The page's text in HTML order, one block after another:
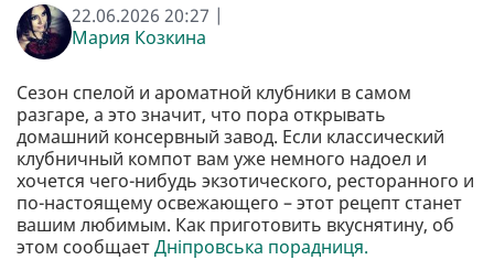
22.06.2026 20:27 |
Мария Козкина
Сезон спелой и ароматной клубники в самом
разгаре, а это значит, что пора открывать
домашний консервный завод. Если классический
клубничный компот вам уже немного надоел и
хочется чего-нибудь экзотического, ресторанного и
по-настоящему освежающего – этот рецепт станет
вашим любимым. Как приготовить вкуснятину, об
этом сообщаетДніпровська порадниця.